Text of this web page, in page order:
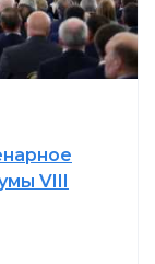
VIII